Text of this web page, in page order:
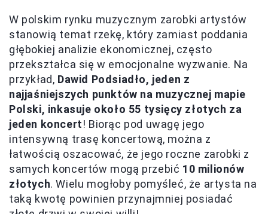
W polskim rynku muzycznym zarobki artystów
stanowią temat rzekę, który zamiast poddania
głębokiej analizie ekonomicznej, często
przekształca się w emocjonalne wyzwanie. Na
przykład, Dawid Podsiadło, jeden z
najjaśniejszych punktów na muzycznej mapie
Polski, inkasuje około 55 tysięcy złotych za
jeden koncert! Biorąc pod uwagę jego
intensywną trasę koncertową, można z
łatwością oszacować, że jego roczne zarobki z
samych koncertów mogą przebić 10 milionów
złotych. Wielu mogłoby pomyśleć, że artysta na
taką kwotę powinien przynajmniej posiadać